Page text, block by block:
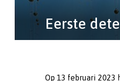
Eerste
Op 13 februari 2023
fotonen de meest